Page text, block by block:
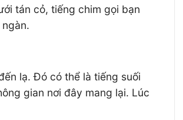
tán cỏ, tiếng chim gọi bạn
lạ. Đó có thể là tiếng suối
gian nơi đây mang lại. Lúc